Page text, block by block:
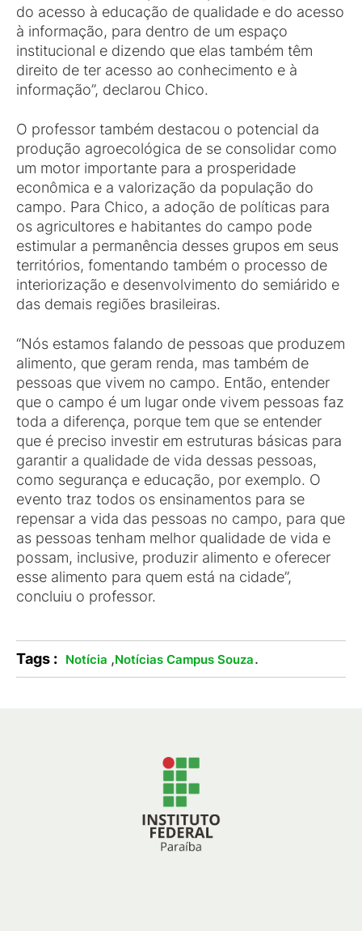
do acesso à educação de qualidade e do acesso
à informação, para dentro de um espaço
institucional e dizendo que elas também têm
direito de ter acesso ao conhecimento e à
informação”, declarou Chico.
O professor também destacou o potencial da
produção agroecológica de se consolidar como
um motor importante para a prosperidade
econômica e a valorização da população do
campo. Para Chico, a adoção de políticas para
os agricultores e habitantes do campo pode
estimular a permanência desses grupos em seus
territórios, fomentando também o processo de
interiorização e desenvolvimento do semiárido e
das demais regiões brasileiras.
“Nós estamos falando de pessoas que produzem
alimento, que geram renda, mas também de
pessoas que vivem no campo. Então, entender
que o campo é um lugar onde vivem pessoas faz
toda a diferença, porque tem que se entender
que é preciso investir em estruturas básicas para
garantir a qualidade de vida dessas pessoas,
como segurança e educação, por exemplo. O
evento traz todos os ensinamentos para se
repensar a vida das pessoas no campo, para que
as pessoas tenham melhor qualidade de vida e
possam, inclusive, produzir alimento e oferecer
esse alimento para quem está na cidade”,
concluiu o professor.
Tags : Notícia ,Notícias Campus Souza.